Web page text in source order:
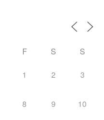
F S S
1 2 3
8 9 10